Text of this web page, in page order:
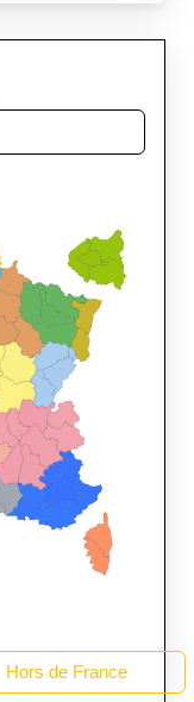
Hors de France